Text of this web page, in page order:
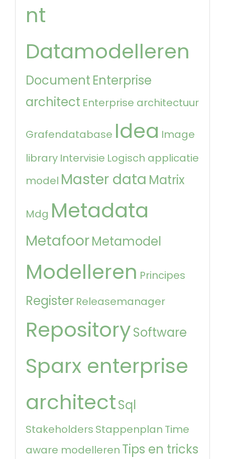
nt
Datamodelleren
Document Enterprise
architect Enterprise architectuur
Grafendatabase Idea Image
library Intervisie Logisch applicatie
model Master data Matrix
Mdg Metadata
MetafoorMetamodel
Modelleren Principes
Register Releasemanager
RepositorySoftware
Sparx enterprise
architectSql
Stakeholders Stappenplan Time
aware modelleren Tips en tricks